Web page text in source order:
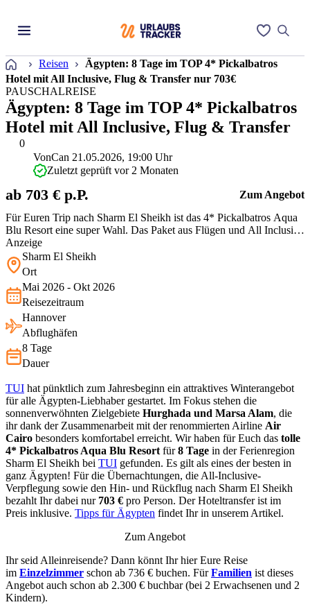
Startseite
Reisen
Ägypten: 8 Tage im TOP 4* Pickalbatros
Hotel mit All Inclusive, Flug & Transfer nur 703€
0
PAUSCHALREISE
Ägypten: 8 Tage im TOP 4* Pickalbatros
Hotel mit All Inclusive, Flug & Transfer
Für Euren Trip nach Sharm El Sheikh ist das 4* Pickalbatros Aqua
Blu Resort eine super Wahl. Das Paket aus Flügen und All Inclusive
ist für die begehrten Reisemonate im Sommer preislich enorm
attraktiv. Gäste loben oft den gigantischen Wasserpark und die
schöne Strandlage.
VonCan 21.05.2026, 19:00 Uhr
Zuletzt geprüft vor 2 Monaten
ab 703 € p.P. Zum Angebot
Anzeige
Sharm El Sheikh
Ort
Mai 2026 - Okt 2026
Reisezeitraum
Hannover
Abflughäfen
8 Tage
Dauer
TUI hat pünktlich zum Jahresbeginn ein attraktives Winterangebot
für alle Ägypten-Liebhaber gestartet. Im Fokus stehen die
sonnenverwöhnten Zielgebiete Hurghada und Marsa Alam, die
ihr dank der Zusammenarbeit mit der renommierten Airline Air
Cairo besonders komfortabel erreicht. Wir haben für Euch das tolle
4* Pickalbatros Aqua Blu Resort für8 Tage in der Ferienregion
Sharm El Sheikh bei TUI gefunden. Es gilt als eines der besten in
ganz Ägypten! Für die Übernachtungen, die All-Inclusive-
Verpflegung sowie den Hin- und Rückflug nach Sharm El Sheikh
bezahlt Ihr dabei nur 703 € pro Person. Der Hoteltransfer ist im
Preis inklusive. Tipps für Ägypten findet Ihr in unserem Artikel.
Zum Angebot
Ihr seid Alleinreisende? Dann könnt Ihr hier Eure Reise
im Einzelzimmer schon ab 736 € buchen. FürFamilien ist dieses
Angebot auch schon ab 2.300 € buchbar (bei 2 Erwachsenen und 2
Kindern).